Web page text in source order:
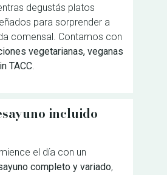
degustás platos
para sorprender a
comensal. Contamos con
vegetarianas, veganas
TACC.
incluido
el día con un
completo y variado,